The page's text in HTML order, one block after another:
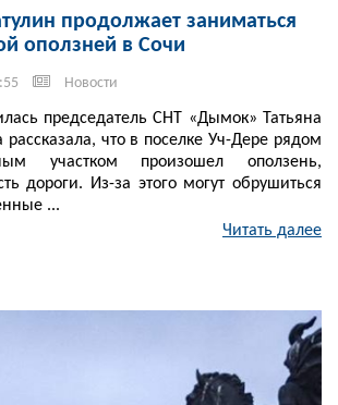
продолжает заниматься
оползней в Сочи
Новости
председатель СНТ «Дымок» Татьяна
что в поселке Уч-Дере рядом
участком произошел оползень,
дороги. Из-за этого могут обрушиться
...
Читать далее